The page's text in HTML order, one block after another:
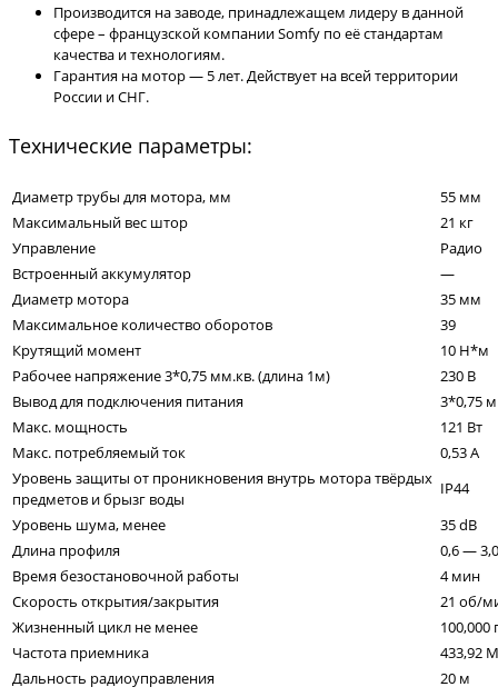
Производится на заводе, принадлежащем лидеру в данной
сфере – французской компании Somfy по её стандартам
качества и технологиям.
Гарантия на мотор — 5 лет. Действует на всей территории
России и СНГ.
Технические параметры:
Диаметр трубы для мотора, мм
55 мм
Максимальный вес штор
21 кг
Управление
Радио
Встроенный аккумулятор
—
Диаметр мотора
35 мм
Максимальное количество оборотов
39
Крутящий момент
10 Н*м
Рабочее напряжение 3*0,75 мм.кв. (длина 1м)
230 В
Вывод для подключения питания
3*0,75
Макс. мощность
121 Вт
Макс. потребляемый ток
0,53 А
Уровень защиты от проникновения внутрь мотора твёрдых
предметов и брызг воды
IP44
Уровень шума, менее
35 dB
Длина профиля
0,6 —
Время безостановочной работы
4 мин
Скорость открытия/закрытия
21 об/
Жизненный цикл не менее
Частота приемника
433,92
Дальность радиоуправления
20 м